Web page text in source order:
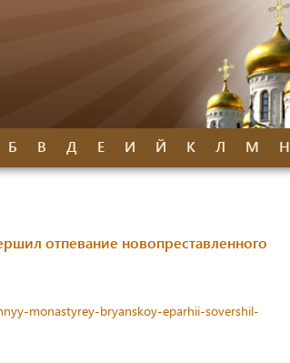
Б В Д Е И Й К Л М Н
отпевание новопреставленного
monastyrey-bryanskoy-eparhii-sovershil-